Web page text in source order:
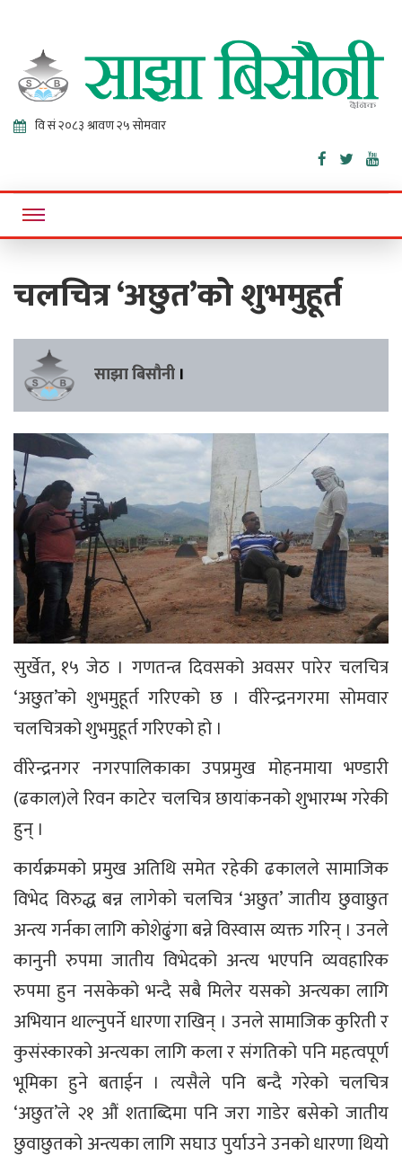
Sajha
Bisaunee
Online News Portal
चलचित्र ‘अछुत’को शुभमुहूर्त
साझा बिसौनी ।
सुर्खेत, १५ जेठ । गणतन्त्र दिवसको अवसर पारेर चलचित्र
‘अछुत’को शुभमुहूर्त गरिएको छ । वीरेन्द्रनगरमा सोमवार
चलचित्रको शुभमुहूर्त गरिएको हो ।
वीरेन्द्रनगर नगरपालिकाका उपप्रमुख मोहनमाया भण्डारी
(ढकाल)ले रिवन काटेर चलचित्र छायांकनको शुभारम्भ गरेकी
हुन् ।
कार्यक्रमको प्रमुख अतिथि समेत रहेकी ढकालले सामाजिक
विभेद विरुद्ध बन्न लागेको चलचित्र ‘अछुत’ जातीय छुवाछुत
अन्त्य गर्नका लागि कोशेढुंगा बन्ने विस्वास व्यक्त गरिन् । उनले
कानुनी रुपमा जातीय विभेदको अन्त्य भएपनि व्यवहारिक
रुपमा हुन नसकेको भन्दै सबै मिलेर यसको अन्त्यका लागि
अभियान थाल्नुपर्ने धारणा राखिन् । उनले सामाजिक कुरिती र
कुसंस्कारको अन्त्यका लागि कला र संगतिको पनि महत्वपूर्ण
भूमिका हुने बताईन । त्यसैले पनि बन्दै गरेको चलचित्र
‘अछुत’ले २१ औं शताब्दिमा पनि जरा गाडेर बसेको जातीय
छुवाछुतको अन्त्यका लागि सघाउ पुर्याउने उनको धारणा थियो